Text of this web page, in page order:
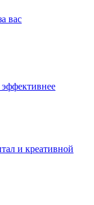
вас
эффективнее
и креативной